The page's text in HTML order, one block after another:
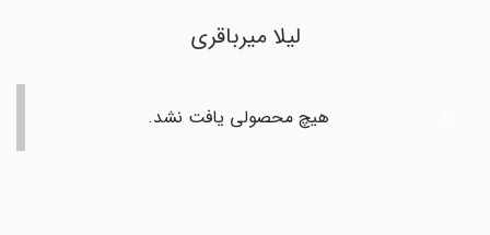
لیلا میرباقری
هیچ محصولی یافت نشد.